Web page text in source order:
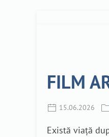
FILM
15.06.2026
Există viață